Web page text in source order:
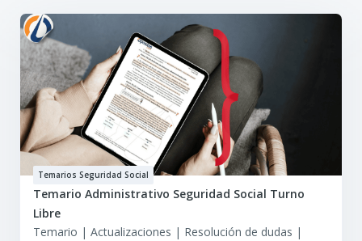
Temarios Seguridad Social
Temario Administrativo Seguridad Social Turno
Libre
Temario | Actualizaciones | Resolución de dudas |